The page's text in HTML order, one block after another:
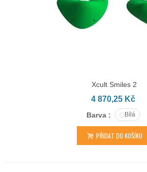
Xcult Smiles 2
4 870,25 Kč
Barva : Bílá
PŘIDAT DO KOŠÍKU